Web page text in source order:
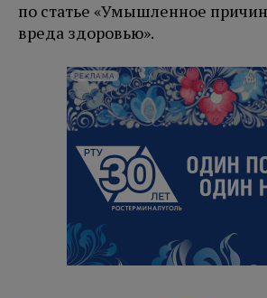
по статье «Умышленное
вреда здоровью».
РЕКЛАМА